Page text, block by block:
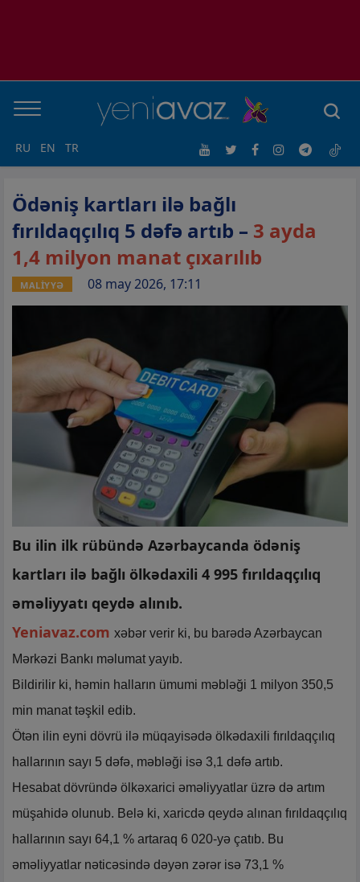
RU EN TR
Ödəniş kartları ilə bağlı
fırıldaqçılıq 5 dəfə artıb – 3 ayda
1,4 milyon manat çıxarılıb
MALİYYƏ 08 may 2026, 17:11
Bu ilin ilk rübündə Azərbaycanda ödəniş
kartları ilə bağlı ölkədaxili 4 995 fırıldaqçılıq
əməliyyatı qeydə alınıb.
Yeniavaz.com xəbər verir ki, bu barədə Azərbaycan
Mərkəzi Bankı məlumat yayıb.
Bildirilir ki, həmin halların ümumi məbləği 1 milyon 350,5
min manat təşkil edib.
Ötən ilin eyni dövrü ilə müqayisədə ölkədaxili fırıldaqçılıq
hallarının sayı 5 dəfə, məbləği isə 3,1 dəfə artıb.
Hesabat dövründə ölkəxarici əməliyyatlar üzrə də artım
müşahidə olunub. Belə ki, xaricdə qeydə alınan fırıldaqçılıq
hallarının sayı 64,1 % artaraq 6 020-yə çatıb. Bu
əməliyyatlar nəticəsində dəyən zərər isə 73,1 %